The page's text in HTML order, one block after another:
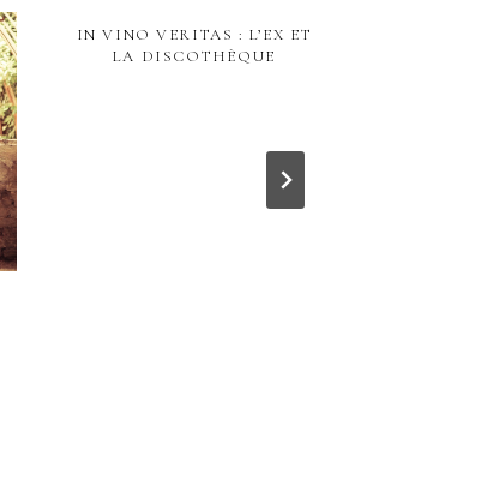
IN VINO VERITAS : L’EX ET
LA DISCOTHÈQUE